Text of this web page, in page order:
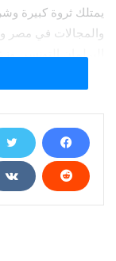
يمتلك ثروة كبيرة
والمجالات في مصر
البرلمان التونسي
ثروة تقدر بنحو
زوج ابنته سمية، منها نحو 3 شركات
كما يمتلك محمود
بريطانيا، شركتين
ويمتلك القيادي